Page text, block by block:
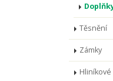
Těsnění
Zámky
Hliníkové